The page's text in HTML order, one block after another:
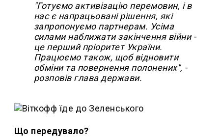
"Готуємо активізацію перемовин, і в
нас є напрацьовані рішення, які
запропонуємо партнерам. Усіма
силами наближати закінчення війни -
це перший пріоритет України.
Працюємо також, щоб відновити
обміни та повернення полонених", -
розповів глава держави.
Що передувало?